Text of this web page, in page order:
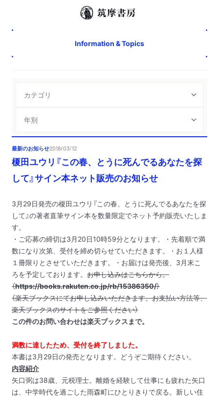
Information & Topics
最新のお知らせ2018/03/12
榎田ユウリ『この春、とうに死んでるあなたを探
して』サイン本ネット販売のお知らせ
3月29日発売の榎田ユウリ『この春、とうに死んでるあなたを探
して』の著者直筆サイン本を数量限定でネット予約販売いたしま
す。
・ご応募の締切は3月20日10時59分となります。
・先着順で満
数になり次第、受付を締め切らせていただきます。
・お１人様
１冊限りとさせていただきます。
・お届けは発売後、3月末こ
ろを予定しております。 お申し込みはこちらから。
（https://books.rakuten.co.jp/rb/15386350/）
（楽天ブックスにてお申し込みいただきます。お支払い方法等、
楽天ブックスのサイトをご参照ください）
この件のお問い合わせは楽天ブックスまで。
満数に達したため、受付を終了しました。
本書は3月29日の発売となります。どうぞご期待ください。
内容紹介
矢口弼は38歳、元税理士。 離婚を経験して仕事にも疲れた矢口
は、中学時代を過ごした雨森町にひとりきりで戻る。新しい住